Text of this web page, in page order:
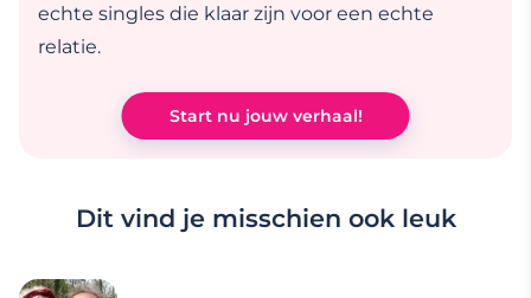
echte singles die klaar zijn voor een echte
relatie.
Start nu jouw verhaal!
Dit vind je misschien ook leuk